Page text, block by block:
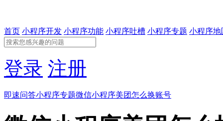
首页 小程序开发 小程序功能 小程序吐槽 小程序专题 小程序地
登录 注册
即速问答小程序专题微信小程序美团怎么换账号